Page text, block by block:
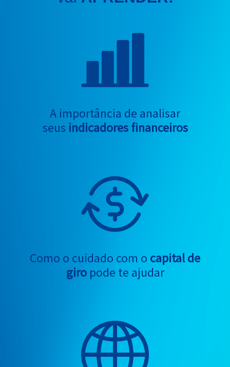
A importância de analisar
seus indicadores financeiros
Como o cuidado com o capital de
giropode te ajudar